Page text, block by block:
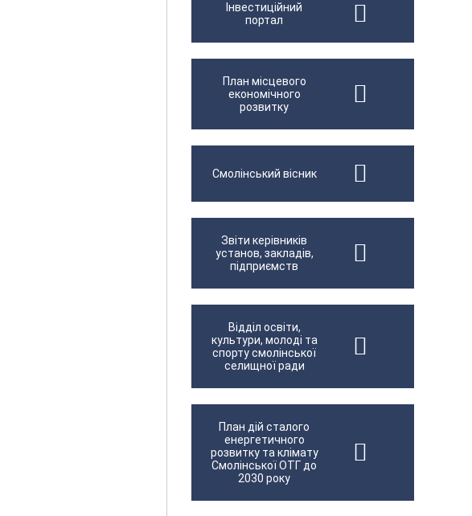
Інвестиційний
портал
План місцевого
економічного
розвитку
Смолінський вісник
Звіти керівників
установ, закладів,
підприємств
Відділ освіти,
культури, молоді та
спорту смолінської
селищної ради
План дій сталого
енергетичного
розвитку та клімату
Смолінської ОТГ до
2030 року